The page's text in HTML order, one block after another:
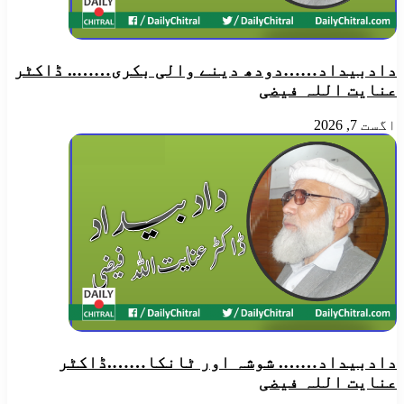
​دادبیداد……دودھ دینے والی بکری…….. ڈاکٹر
عنایت اللہ فیضی
اگست 7, 2026
دادبیداد…….​ شوشہ اور ٹانکا…….ڈاکٹر
عنایت اللہ فیضی